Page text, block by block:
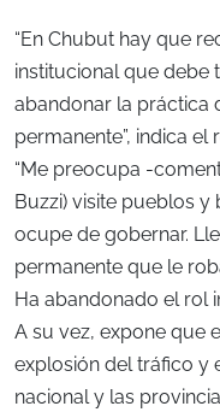
“En Chubut hay que
institucional que debe
abandonar la práctica
permanente”, indica el
“Me preocupa -
Buzzi) visite pueblos
ocupe de gobernar.
permanente que le
Ha abandonado el rol
A su vez, expone que
explosión del tráfico y
nacional y las